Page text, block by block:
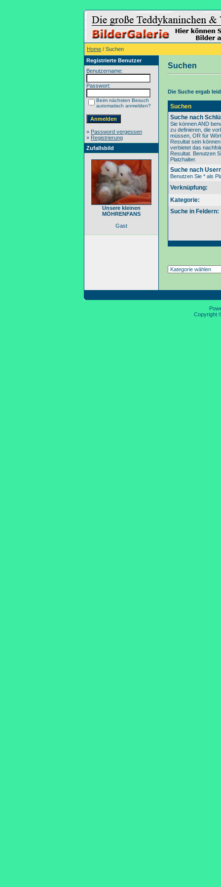
Home / Suchen
Registrierte Benutzer
Benutzername:
Passwort:
Beim nächsten Besuch
automatisch anmelden?
» Password vergessen
» Registrierung
Zufallsbild
Unsere kleinen
MÖHRENFANS
Gast
Suchen
Die Suche ergab
Suchen
Suche nach
Sie können AND
zu definieren, die
müssen, OR für
Resultat sein
verbietet das
Resultat. Benutzen
Platzhalter.
Suche nach
Benutzen Sie * als
Verknüpfung:
Kategorie:
Suche in Feldern:
Copyright